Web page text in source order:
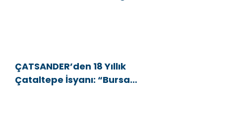
ÇATSANDER’den 18 Yıllık
Çataltepe İsyanı: “Bursa